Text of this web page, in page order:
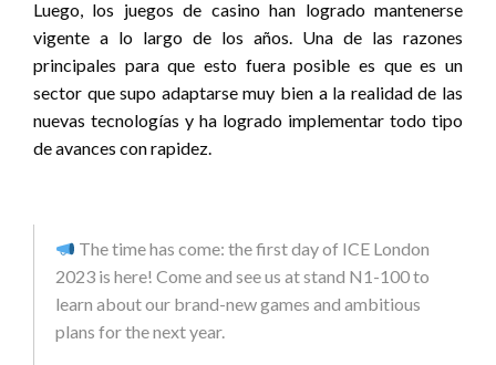
Luego, los juegos de casino han logrado mantenerse
vigente a lo largo de los años. Una de las razones
principales para que esto fuera posible es que es un
sector que supo adaptarse muy bien a la realidad de las
nuevas tecnologías y ha logrado implementar todo tipo
de avances con rapidez.
The time has come: the first day of ICE London
2023 is here! Come and see us at stand N1-100 to
learn about our brand-new games and ambitious
plans for the next year.